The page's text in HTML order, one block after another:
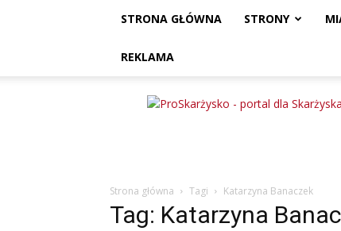
STRONA GŁÓWNA STRONY
REKLAMA
ProSkarżysko
Strona główna Tagi Katarzyna Banaczek
Tag: Katarzyna